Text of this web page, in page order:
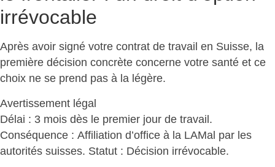
irrévocable
Après avoir signé votre contrat de travail en Suisse, la
première décision concrète concerne votre santé et ce
choix ne se prend pas à la légère.
Avertissement légal
Délai : 3 mois dès le premier jour de travail.
Conséquence : Affiliation d’office à la LAMal par les
autorités suisses. Statut : Décision irrévocable.